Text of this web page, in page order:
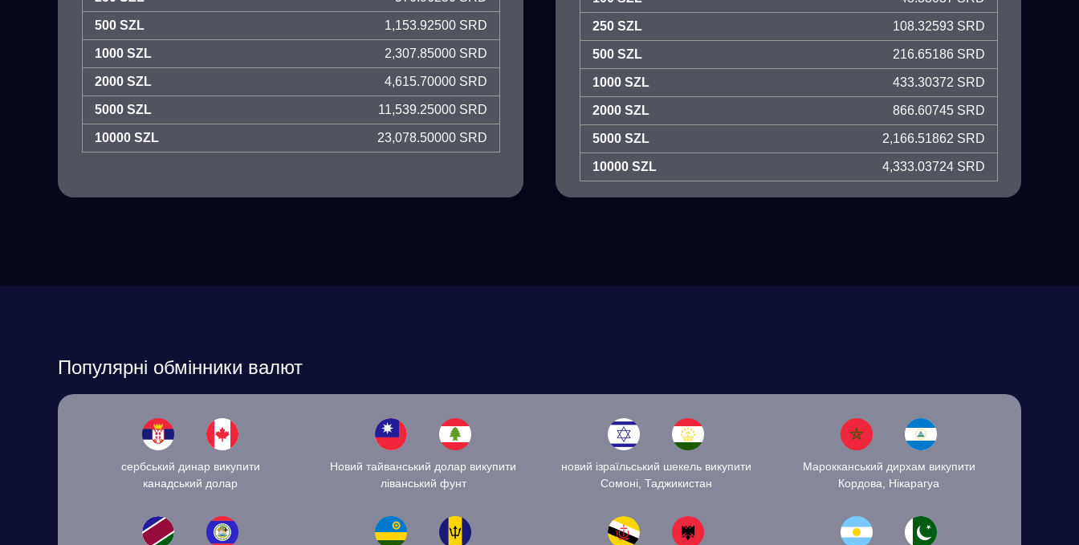
500 SZL 1,153.92500 SRD
1000 SZL 2,307.85000 SRD
2000 SZL 4,615.70000 SRD
5000 SZL 11,539.25000 SRD
10000 SZL 23,078.50000 SRD
250 SZL 108.32593 SRD
500 SZL 216.65186 SRD
1000 SZL 433.30372 SRD
2000 SZL 866.60745 SRD
5000 SZL 2,166.51862 SRD
10000 SZL 4,333.03724 SRD
Популярні обмінники валют
сербський динар викупити
канадський долар
Новий тайванський долар викупити
ліванський фунт
новий ізраїльський шекель викупити
Сомоні, Таджикистан
Марокканський дирхам викупити
Кордова, Нікарагуа